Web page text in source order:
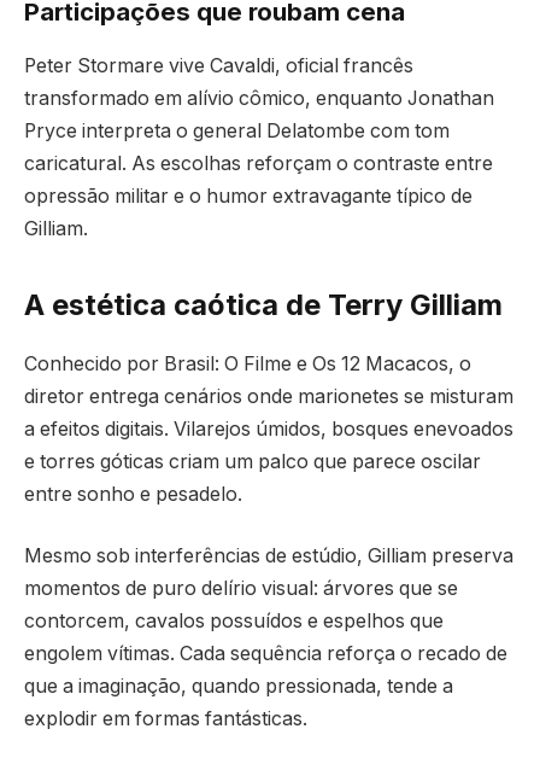
Participações que roubam cena
Peter Stormare vive Cavaldi, oficial francês
transformado em alívio cômico, enquanto Jonathan
Pryce interpreta o general Delatombe com tom
caricatural. As escolhas reforçam o contraste entre
opressão militar e o humor extravagante típico de
Gilliam.
A estética caótica de Terry Gilliam
Conhecido por Brasil: O Filme e Os 12 Macacos, o
diretor entrega cenários onde marionetes se misturam
a efeitos digitais. Vilarejos úmidos, bosques enevoados
e torres góticas criam um palco que parece oscilar
entre sonho e pesadelo.
Mesmo sob interferências de estúdio, Gilliam preserva
momentos de puro delírio visual: árvores que se
contorcem, cavalos possuídos e espelhos que
engolem vítimas. Cada sequência reforça o recado de
que a imaginação, quando pressionada, tende a
explodir em formas fantásticas.